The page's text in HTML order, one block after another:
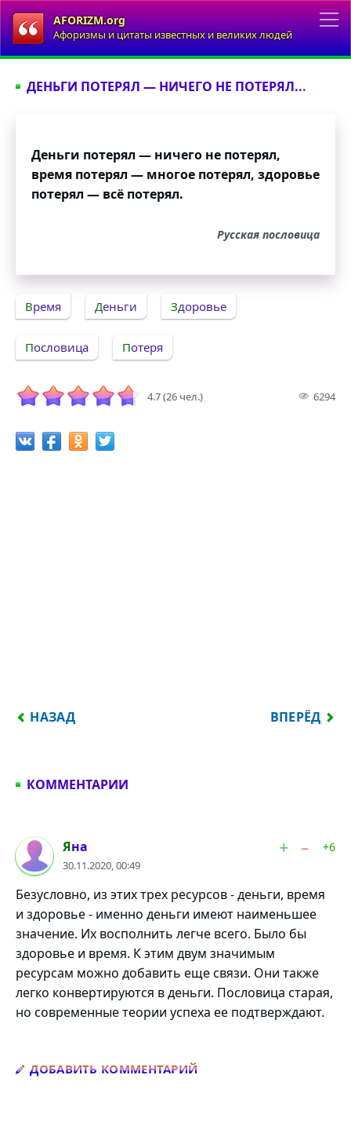
AFORIZM.org
Афоризмы и цитаты известных и великих людей
ДЕНЬГИ ПОТЕРЯЛ — НИЧЕГО НЕ ПОТЕРЯЛ...
Деньги потерял — ничего не потерял,
время потерял — многое потерял, здоровье
потерял — всё потерял.
Русская пословица
Время Деньги Здоровье
Пословица Потеря
4.7 (26 чел.) 6294
ПРЕДЫДУЩИЙ: СИЛЁН ТОТ, КТО ВАЛИТ,
НАЗАД ВПЕРЁД
КОММЕНТАРИИ
#1Яна
30.11.2020, 00:49
+6
Безусловно, из этих трех ресурсов - деньги, время
и здоровье - именно деньги имеют наименьшее
значение. Их восполнить легче всего. Было бы
здоровье и время. К этим двум значимым
ресурсам можно добавить еще связи. Они также
легко конвертируются в деньги. Пословица старая,
но современные теории успеха ее подтверждают.
ДОБАВИТЬ КОММЕНТАРИЙ